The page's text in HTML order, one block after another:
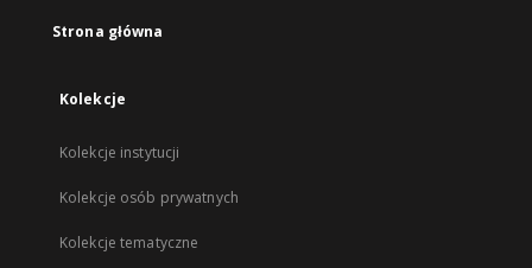
Strona główna
Kolekcje
Kolekcje instytucji
Kolekcje osób prywatnych
Kolekcje tematyczne